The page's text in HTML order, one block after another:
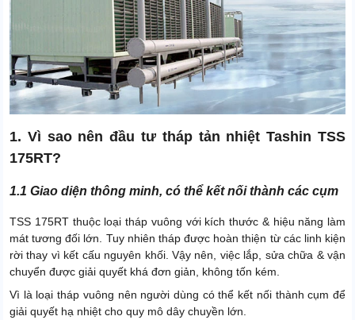
1. Vì sao nên đầu tư tháp tản nhiệt Tashin TSS
175RT?
1.1 Giao diện thông minh, có thể kết nối thành các cụm
TSS 175RT thuộc loại tháp vuông với kích thước & hiệu năng làm
mát tương đối lớn. Tuy nhiên tháp được hoàn thiện từ các linh kiện
rời thay vì kết cấu nguyên khối. Vậy nên, việc lắp, sửa chữa & vận
chuyển được giải quyết khá đơn giản, không tốn kém.
Vì là loại tháp vuông nên người dùng có thể kết nối thành cụm để
giải quyết hạ nhiệt cho quy mô dây chuyền lớn.